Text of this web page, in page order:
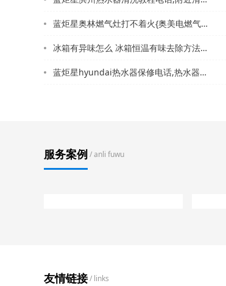
蓝炬星奥林燃气灶打不着火{奥美电燃气灶打不着火
冰箱有异味怎么 冰箱恒温有味去除方法_1~冰箱有异味怎么办 冰箱异味去除方法
蓝炬星hyundai热水器保修电话,热水器维修售后服务电话+ic卡燃气灶怎么不着...
服务案例/ anli fuwu
友情链接/ links